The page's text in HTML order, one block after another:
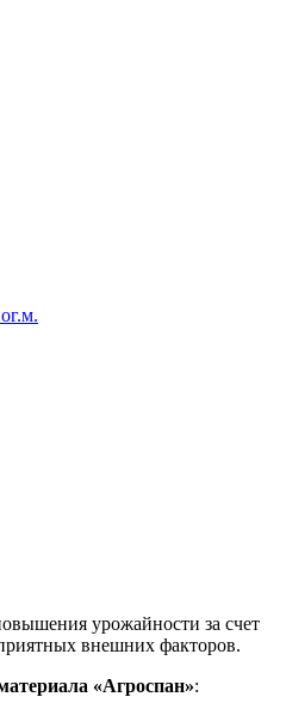
урожайности за счет
внешних факторов.
«Агроспан»: